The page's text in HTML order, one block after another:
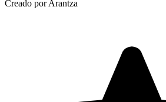
Creado por Arantza